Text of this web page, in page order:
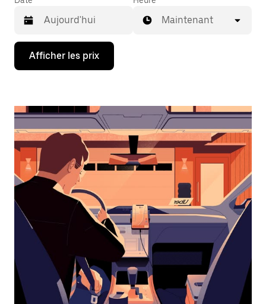
Appuyez
la
bas
interagir
avec
calendrier
et
sélectionner
une
date.
Appuyez
d'échappement
pour
fermer
Maintenant
Afficher les prix